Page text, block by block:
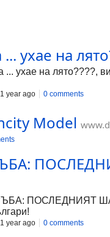
ухае на
... ухае на лято????,
1 year ago 0 comments
Model
ПОСЛЕДНИЯТ
1 year ago 0 comments